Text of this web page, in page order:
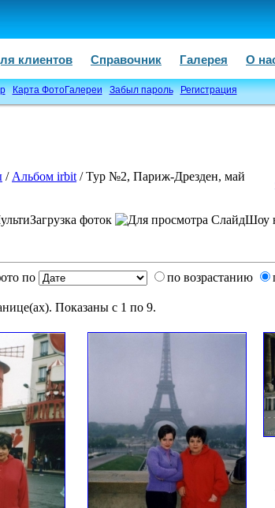
клиентов Справочник Галерея О
Карта ФотоГалереи Забыл пароль Регистрация
/ Альбом irbit / Тур №2, Париж-Дрезден, май
по по возрастанию
Показаны с 1 по 9.